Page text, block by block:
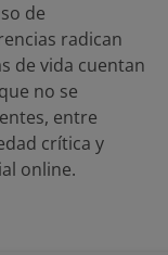
de
radican
de vida cuentan
no se
entre
crítica y
online.